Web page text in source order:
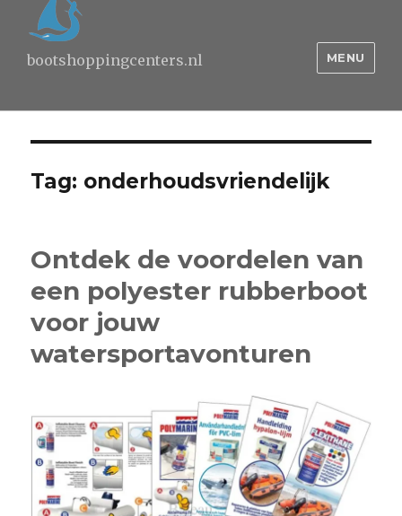
bootshoppingcenters.nl MENU
Tag: onderhoudsvriendelijk
Ontdek de voordelen van
een polyester rubberboot
voor jouw
watersportavonturen